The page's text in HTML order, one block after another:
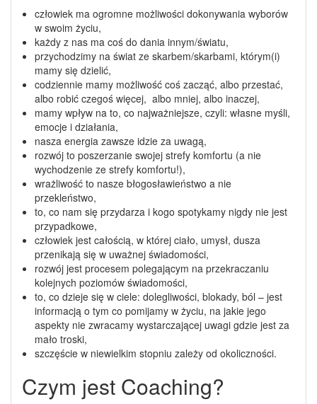
człowiek ma ogromne możliwości dokonywania wyborów
w swoim życiu,
każdy z nas ma coś do dania innym/światu,
przychodzimy na świat ze skarbem/skarbami, którym(i)
mamy się dzielić,
codziennie mamy możliwość coś zacząć, albo przestać,
albo robić czegoś więcej, albo mniej, albo inaczej,
mamy wpływ na to, co najważniejsze, czyli: własne myśli,
emocje i działania,
nasza energia zawsze idzie za uwagą,
rozwój to poszerzanie swojej strefy komfortu (a nie
wychodzenie ze strefy komfortu!),
wrażliwość to nasze błogosławieństwo a nie
przekleństwo,
to, co nam się przydarza i kogo spotykamy nigdy nie jest
przypadkowe,
człowiek jest całością, w której ciało, umysł, dusza
przenikają się w uważnej świadomości,
rozwój jest procesem polegającym na przekraczaniu
kolejnych poziomów świadomości,
to, co dzieje się w ciele: dolegliwości, blokady, ból – jest
informacją o tym co pomijamy w życiu, na jakie jego
aspekty nie zwracamy wystarczającej uwagi gdzie jest za
mało troski,
szczęście w niewielkim stopniu zależy od okoliczności.
Czym jest Coaching?